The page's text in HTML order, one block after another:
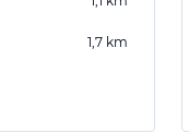
1,7 km